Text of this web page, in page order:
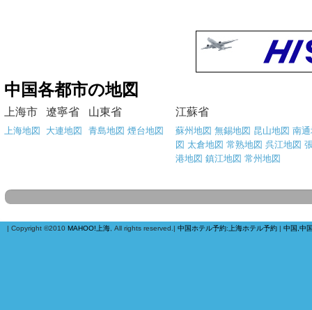
中国各都市の地図
上海市 遼寧省 山東省 江蘇省
上海地図 大連地図 青島地図 煙台地図 蘇州地図 無錫地図 昆山地図 南
図 太倉地図 常熟地図 呉江地図
港地図 鎮江地図 常州地図
| Copyright ©2010 MAHOO!上海 , All rights reserved.| 中国ホテル予約: 上海ホテル予約 | 中国,中